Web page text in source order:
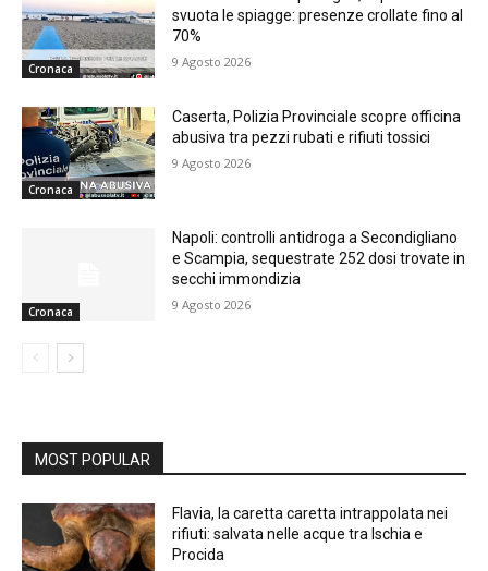
Cronaca
svuota le spiagge: presenze crollate fino al
70%
9 Agosto 2026
Cronaca
Caserta, Polizia Provinciale scopre officina
abusiva tra pezzi rubati e rifiuti tossici
9 Agosto 2026
Cronaca
Napoli: controlli antidroga a Secondigliano
e Scampia, sequestrate 252 dosi trovate in
secchi immondizia
9 Agosto 2026
MOST POPULAR
Flavia, la caretta caretta intrappolata nei
rifiuti: salvata nelle acque tra Ischia e
Procida